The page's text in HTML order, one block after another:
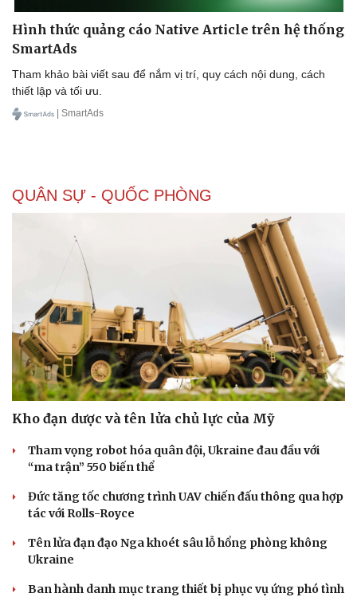
Dinh dưỡng - món ngon
Cây thuốc
Sản phụ khoa
Nhi khoa
Nam khoa
Làm đẹp - giảm cân
Phòng mạch online
Ăn sạch sống khỏe
Tình yêu - Gia đình
Hình thức quảng cáo Native Article trên hệ thống
SmartAds
Tham khảo bài viết sau để nắm vị trí, quy cách nội dung, cách
thiết lập và tối ưu.
| SmartAds
QUÂN SỰ - QUỐC PHÒNG
Kho đạn dược và tên lửa chủ lực của Mỹ
Tham vọng robot hóa quân đội, Ukraine đau đầu với
“ma trận” 550 biến thể
Đức tăng tốc chương trình UAV chiến đấu thông qua hợp
tác với Rolls-Royce
Tên lửa đạn đạo Nga khoét sâu lỗ hổng phòng không
Ukraine
Ban hành danh mục trang thiết bị phục vụ ứng phó tình